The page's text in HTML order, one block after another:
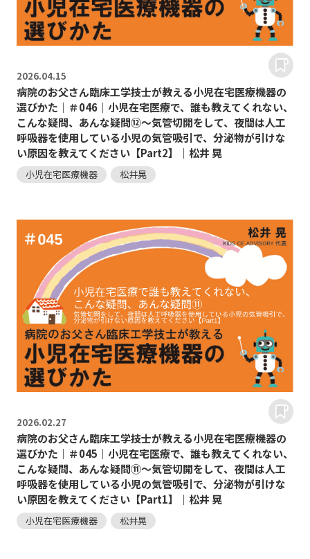
2026.04.15
病院のお父さん臨床工学技士が教える小児在宅医療機器の
選びかた｜＃046｜小児在宅医療で、誰も教えてくれない、
こんな疑問、あんな疑問⑫～気管切開をして、夜間は人工
呼吸器を使用している小児の気管吸引で、分泌物が引けな
い原因を教えてください【Part2】｜松井 晃
小児在宅医療機器 松井晃
2026.02.27
病院のお父さん臨床工学技士が教える小児在宅医療機器の
選びかた｜＃045｜小児在宅医療で、誰も教えてくれない、
こんな疑問、あんな疑問⑪～気管切開をして、夜間は人工
呼吸器を使用している小児の気管吸引で、分泌物が引けな
い原因を教えてください【Part1】｜松井 晃
小児在宅医療機器 松井晃